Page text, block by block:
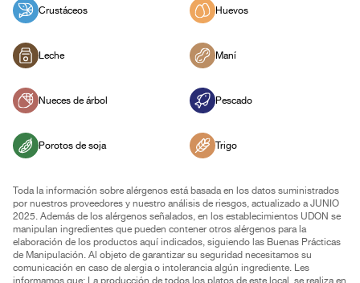
Crustáceos Huevos
Leche Maní
Nueces de árbol Pescado
Porotos de soja Trigo
Toda la información sobre alérgenos está basada en los datos suministrados
por nuestros proveedores y nuestro análisis de riesgos, actualizado a JUNIO
2025. Además de los alérgenos señalados, en los establecimientos UDON se
manipulan ingredientes que pueden contener otros alérgenos para la
elaboración de los productos aquí indicados, siguiendo las Buenas Prácticas
de Manipulación. Al objeto de garantizar su seguridad necesitamos su
comunicación en caso de alergia o intolerancia algún ingrediente. Les
informamos que: La producción de todos los platos de este local, se realiza en